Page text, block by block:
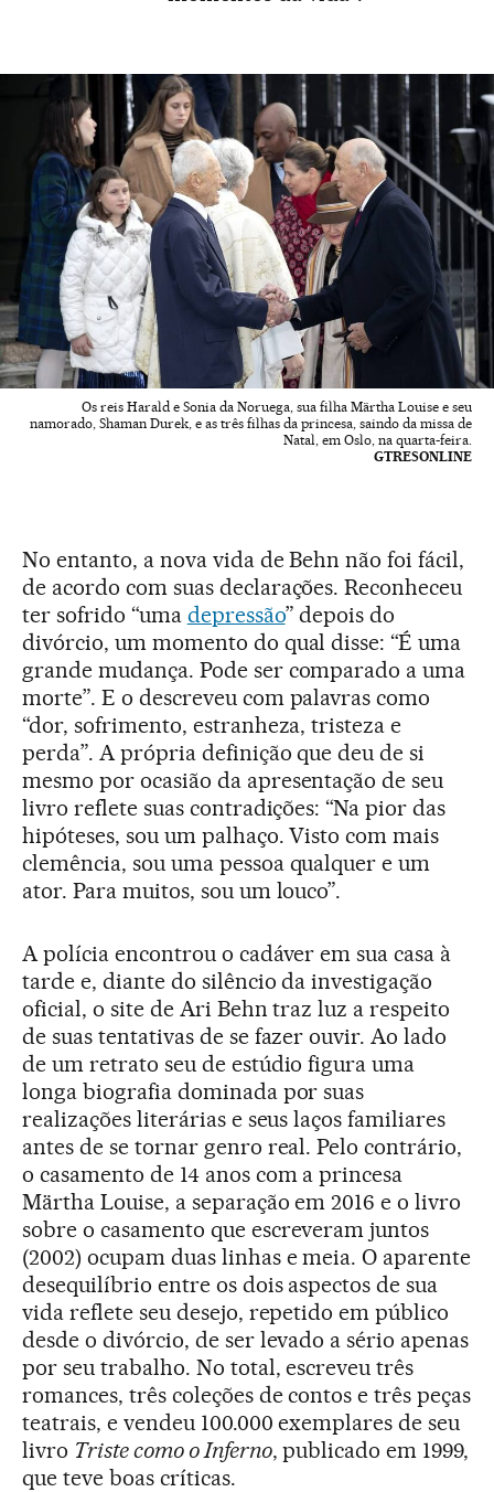
Os reis Harald e Sonia da Noruega, sua filha Märtha Louise e seu
namorado, Shaman Durek, e as três filhas da princesa, saindo da missa de
Natal, em Oslo, na quarta-feira.
GTRESONLINE
No entanto, a nova vida de Behn não foi fácil,
de acordo com suas declarações. Reconheceu
ter sofrido “uma depressão” depois do
divórcio, um momento do qual disse: “É uma
grande mudança. Pode ser comparado a uma
morte”. E o descreveu com palavras como
“dor, sofrimento, estranheza, tristeza e
perda”. A própria definição que deu de si
mesmo por ocasião da apresentação de seu
livro reflete suas contradições: “Na pior das
hipóteses, sou um palhaço. Visto com mais
clemência, sou uma pessoa qualquer e um
ator. Para muitos, sou um louco”.
A polícia encontrou o cadáver em sua casa à
tarde e, diante do silêncio da investigação
oficial, o site de Ari Behn traz luz a respeito
de suas tentativas de se fazer ouvir. Ao lado
de um retrato seu de estúdio figura uma
longa biografia dominada por suas
realizações literárias e seus laços familiares
antes de se tornar genro real. Pelo contrário,
o casamento de 14 anos com a princesa
Märtha Louise, a separação em 2016 e o livro
sobre o casamento que escreveram juntos
(2002) ocupam duas linhas e meia. O aparente
desequilíbrio entre os dois aspectos de sua
vida reflete seu desejo, repetido em público
desde o divórcio, de ser levado a sério apenas
por seu trabalho. No total, escreveu três
romances, três coleções de contos e três peças
teatrais, e vendeu 100.000 exemplares de seu
livro Triste como o Inferno, publicado em 1999,
que teve boas críticas.